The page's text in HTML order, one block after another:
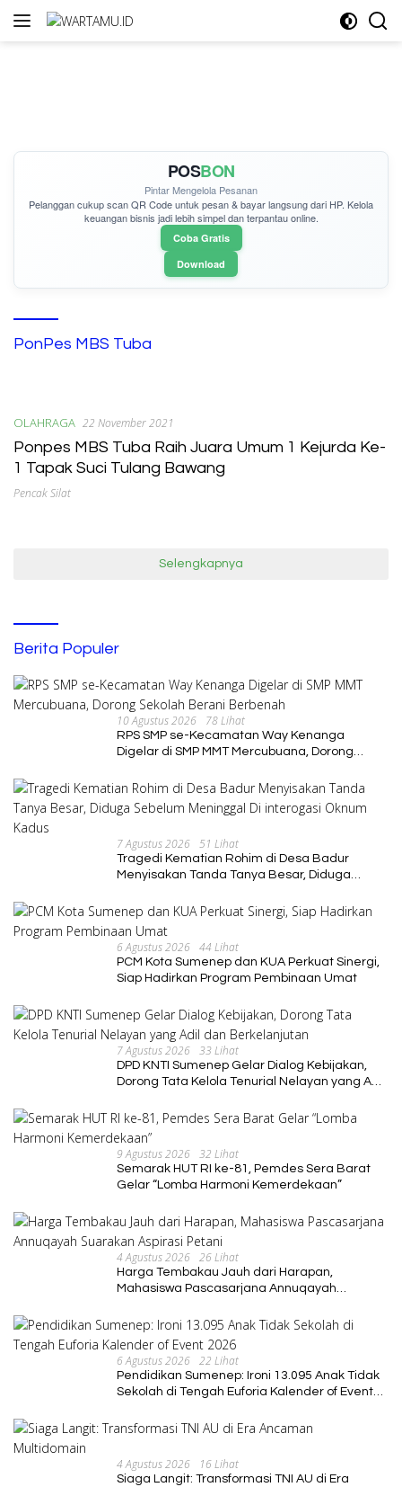
Langsung
POSBON
Pintar Mengelola Pesanan
Pelanggan cukupscan QR Codeuntuk pesan & bayar langsung dari HP. Kelola
keuangan bisnis jadi lebih simpel dan terpantau online.
Coba Gratis
Download
PonPes MBS Tuba
OLAHRAGA 22 November 2021
Ponpes MBS Tuba Raih Juara Umum 1 Kejurda Ke-
1 Tapak Suci Tulang Bawang
Pencak Silat
Selengkapnya
Berita Populer
10 Agustus 2026 78 Lihat
RPS SMP se-Kecamatan Way Kenanga
Digelar di SMP MMT Mercubuana, Dorong
7 Agustus 2026 51 Lihat
Tragedi Kematian Rohim di Desa Badur
Menyisakan Tanda Tanya Besar, Diduga
Kadus
6 Agustus 2026 44 Lihat
PCM Kota Sumenep dan KUA Perkuat Sinergi,
Siap Hadirkan Program Pembinaan Umat
7 Agustus 2026 33 Lihat
DPD KNTI Sumenep Gelar Dialog Kebijakan,
Dorong Tata Kelola Tenurial Nelayan yang Adil
9 Agustus 2026 32 Lihat
Semarak HUT RI ke-81, Pemdes Sera Barat
Gelar “Lomba Harmoni Kemerdekaan”
4 Agustus 2026 26 Lihat
Harga Tembakau Jauh dari Harapan,
Mahasiswa Pascasarjana Annuqayah
6 Agustus 2026 22 Lihat
Pendidikan Sumenep: Ironi 13.095 Anak Tidak
Sekolah di Tengah Euforia Kalender of Event
4 Agustus 2026 16 Lihat
Siaga Langit: Transformasi TNI AU di Era